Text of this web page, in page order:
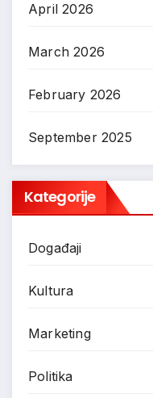
April 2026
March 2026
February 2026
September 2025
Kategorije
Događaji
Kultura
Marketing
Politika